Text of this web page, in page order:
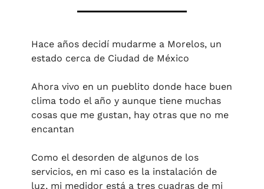
Hace años decidí mudarme a Morelos, un
estado cerca de Ciudad de México
Ahora vivo en un pueblito donde hace buen
clima todo el año y aunque tiene muchas
cosas que me gustan, hay otras que no me
encantan
Como el desorden de algunos de los
servicios, en mi caso es la instalación de
luz, mi medidor está a tres cuadras de mi